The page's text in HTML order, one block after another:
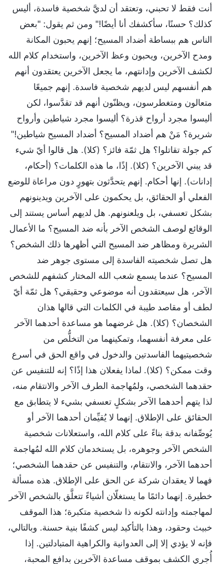
أنت فقط لا تحبني، وتعتقد أن لديَّ شخصية فاسدة، أليس
كذلك؟ حسنًا، سأكشفك أنا أيضًا!" ومن ثم يقول: "بعض
الناس هم ببساطة أضداد المسيح؛ إنهم يحبون المكانة
ومدح الآخرين، ويحبون وعظ الآخرين، واستخدام كلام الله
لكشف الآخرين وإدانتهم، ما يجعل الآخرين يعتقدون أنهم
هم أنفسهم ليس لديهم شخصية فاسدة. إنهم جميعًا
متعالون ومتغطرسون، ويظنّون أنهم قد تقدَّسوا، لكن
أليسوا مجرد أرواح قذرة؟ أليسوا مجرد شياطين وأرواح
شريرة؟ مَنْ هم أضداد المسيح؟ أضداد المسيح شياطين!"
كم جولة تقاتلوا؟ هل ثمّة فائز؟ (كلا). هل قالوا أيّ شيء
قد يبني الآخرين؟ (كلا). إذًا، ما هذه الكلمات؟ (أحكام،
إدانات). إنها أحكام. إنهم يتحدَّثون بتهورٍ دون مراعاة للوضع
الفعلي أو الحقائق، بل يحكمون على الآخرين ويدينونهم
بشكل تعسفي، بل ويلعنونهم. هل لديهم أساس يستند إلى
الوقائع لوصف الشخص الآخر بأنه ضد المسيح؟ ما الأعمال
الشريرة ومظاهر ضد المسيح التي أظهرها ذلك الشخص؟
هل تصل شخصيته الفاسدة إلى مستوى جوهر ضد
المسيح؟ عندما يسمع شعب الله المختار كشفهم للشخص
الآخر، هل سيعتقدون أنه موضوعي وحقيقي؟ هل ثمّة أيّ
لطف أو مقاصد طيبة في الكلمات التي قالها هذان
الشخصان؟ (كلا). هل غرضهما هو مساعدة أحدهما الآخر
على معرفة أنفسهما، وتمكينهما من التخلُّص من
شخصيتيهما الفاسدتين والدخول في واقع الحق في أسرع
وقت ممكن؟ (كلا). لماذا يفعلان هذا إذًا؟ إنه للتنفيس عن
حقدهما الشخصي، ولمُهاجمة الطرف الآخر والانتقام منه،
لذا يتهم أحدهما الآخر بشكلٍ تعسفي بشيء لا يتطابق مع
الحقائق على الإطلاق. إنهما لا يُقيِّمان أحدهما الآخر أو
يُوصِّفانه بدقة بناءً على كلام الله، واستعلانات شخصية
الشخص الآخر وجوهره، بل يستخدمان كلام الله لمُهاجمة
أحدهما الآخر، والانتقام، والتنفيس عن حقدهما الشخصي؛
فهما لا يعقدان شركة عن الحق على الإطلاق. هذه مسألة
خطيرة. إنهما دائمًا ما يستغلّان أشياءً تتعلَّق بالشخص الآخر
لمهاجمته وإدانته لكونه ذا شخصية متكبرة؛ هذا الموقف
خبيث وحقود، وهذا بالتأكيد ليس كشفًا بنية حسنة. وبالتالي،
فإنه لا يؤدي إلا إلى العدوانية والكراهية المتبادلتين. إذا
أُجري الكشف بموقف مساعدة الآخرين بدافع المحبة،